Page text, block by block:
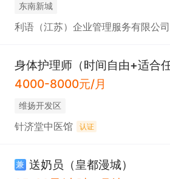
东南新城
利语（江苏）企业管理服务有限公司
身体护理师（时间自由+适合
4000-8000元/月
维扬开发区
针济堂中医馆 认证
兼 送奶员（皇都漫城）